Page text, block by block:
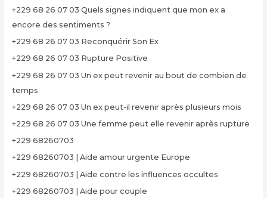
+229 68 26 07 03 Quels signes indiquent que mon ex a
encore des sentiments ?
+229 68 26 07 03 Reconquérir Son Ex
+229 68 26 07 03 Rupture Positive
+229 68 26 07 03 Un ex peut revenir au bout de combien de
temps
+229 68 26 07 03 Un ex peut-il revenir après plusieurs mois
+229 68 26 07 03 Une femme peut elle revenir après rupture
+229 68260703
+229 68260703 | Aide amour urgente Europe
+229 68260703 | Aide contre les influences occultes
+229 68260703 | Aide pour couple